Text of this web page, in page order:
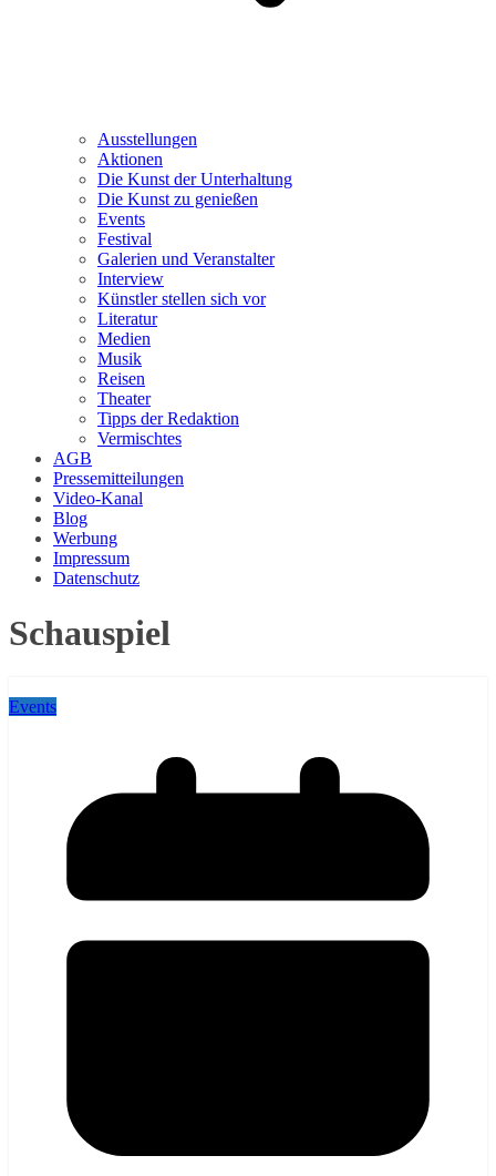
Ausstellungen
Aktionen
Die Kunst der Unterhaltung
Die Kunst zu genießen
Events
Festival
Galerien und Veranstalter
Interview
Künstler stellen sich vor
Literatur
Medien
Musik
Reisen
Theater
Tipps der Redaktion
Vermischtes
AGB
Pressemitteilungen
Video-Kanal
Blog
Werbung
Impressum
Datenschutz
Schauspiel
Events